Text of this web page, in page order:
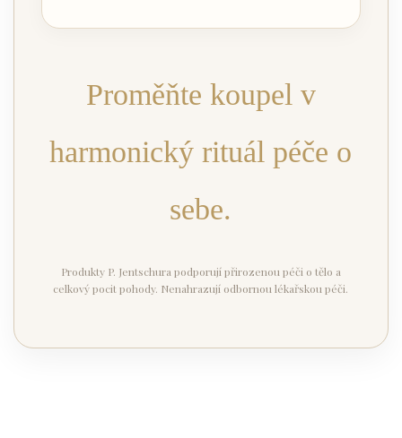
Proměňte koupel v
harmonický rituál péče o
sebe.
Produkty P. Jentschura podporují přirozenou péči o tělo a
celkový pocit pohody. Nenahrazují odbornou lékařskou péči.